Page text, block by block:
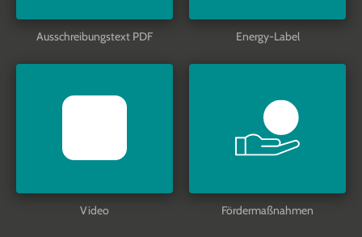
Ausschreibungstext PDF Energy-Label
Video Fördermaßnahmen